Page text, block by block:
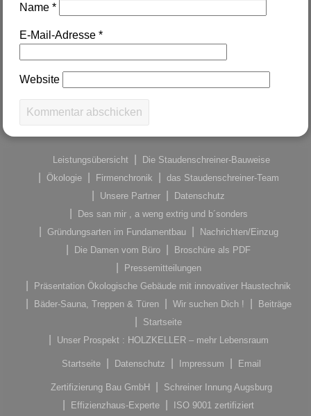
Name*
E-Mail-Adresse*
Website
Leistungsübersicht
Die Staudenschreiner-Bauweise
Ökologie
Firmenchronik
das Staudenschreiner-Team
Unsere Partner
Datenschutz
Des san mir , a weng extrig und b´sonders
Gründungsarten im Fundamentbau
Nachrichten/Einzug
Die Damen vom Büro
Broschüre als PDF
Pressemitteilungen
Präsentation Ökologische Gebäude mit innovativer Haustechnik
Bäder-Sauna, Treppen & Türen
Wir suchen Dich !
Beiträge
Startseite
Unser Prospekt : HOLZKELLER – mehr Lebensraum
Startseite Datenschutz Impressum Email
Zertifizierung Bau GmbH
Schreiner Innung Augsburg
Effizienzhaus-Experte
ISO 9001 zertifiziert